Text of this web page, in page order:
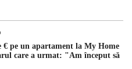
€ pe un apartament la My Home
care a urmat: "Am început să